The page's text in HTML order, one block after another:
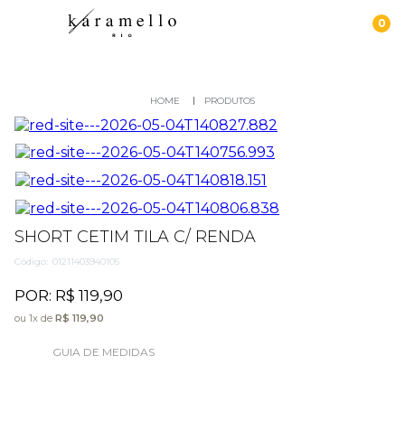
PRODUTOS
SHORT CETIM TILA C/ RENDA
Código: 01211403940105
POR: R$ 119,90
ou 1x de R$ 119,90
GUIA DE MEDIDAS